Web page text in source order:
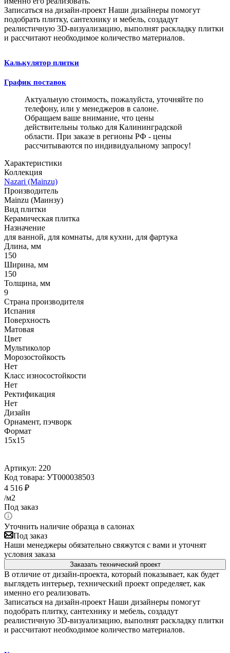
Записаться на дизайн-проект Наши дизайнеры помогут
подобрать плитку, сантехнику и мебель, создадут
реалистичную 3D-визуализацию, выполнят раскладку плитки
и рассчитают необходимое количество материалов.
Калькулятор плитки
График поставок
Актуальную стоимость, пожалуйста, уточняйте по
телефону, или у менеджеров в салоне.
Обращаем ваше внимание, что цены
действительны только для Калининградской
области. При заказе в регионы РФ - цены
рассчитываются по индивидуальному запросу!
Характеристики
Коллекция
Nazari (Mainzu)
Производитель
Mainzu (Маинзу)
Вид плитки
Керамическая плитка
Назначение
для ванной, для комнаты, для кухни, для фартука
Длина, мм
150
Ширина, мм
150
Толщина, мм
9
Страна производителя
Испания
Поверхность
Матовая
Цвет
Мультиколор
Морозостойкость
Нет
Класс износостойкости
Нет
Ректификация
Нет
Дизайн
Орнамент, пэчворк
Формат
15x15
Артикул: 220
Код товара: УТ000038503
4 516 ₽
/м2
Под заказ
Уточнить наличие образца в салонах
Под заказ
Наши менеджеры обязательно свяжутся с вами и уточнят
условия заказа
Заказать технический проект
В отличие от дизайн-проекта, который показывает, как будет
выглядеть интерьер, технический проект определяет, как
именно его реализовать.
Записаться на дизайн-проект Наши дизайнеры помогут
подобрать плитку, сантехнику и мебель, создадут
реалистичную 3D-визуализацию, выполнят раскладку плитки
и рассчитают необходимое количество материалов.